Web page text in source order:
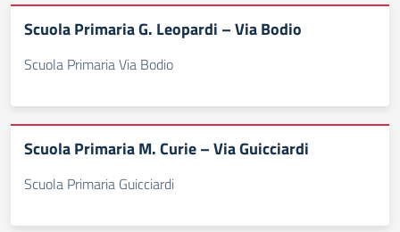
Scuola Primaria G. Leopardi – Via Bodio
Scuola Primaria Via Bodio
Scuola Primaria M. Curie – Via Guicciardi
Scuola Primaria Guicciardi